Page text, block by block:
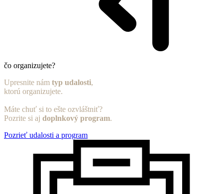
čo organizujete?
Upresnite nám typ udalosti,
ktorú organizujete.
Máte chuť si to ešte ozvláštniť?
Pozrite si aj doplnkový program.
Pozrieť udalosti a program